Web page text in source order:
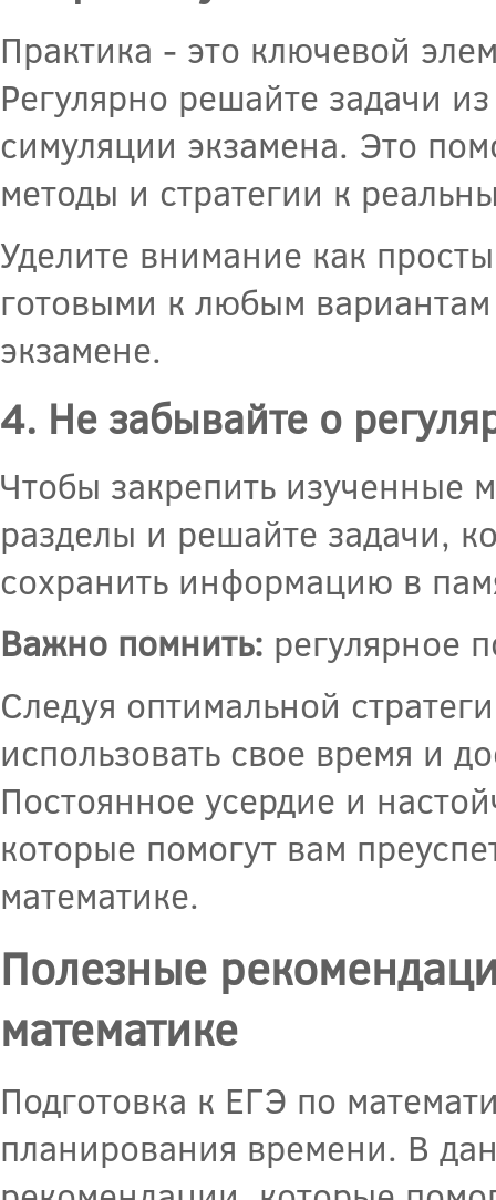
Практика - это ключевой
Регулярно решайте задачи
симуляции экзамена. Это
методы и стратегии к
Уделите внимание как
готовыми к любым
экзамене.
4. Не забывайте о
Чтобы закрепить изученные
разделы и решайте задачи,
сохранить информацию в
Важно помнить: регулярное
Следуя оптимальной
использовать свое время и
Постоянное усердие и
которые помогут вам
математике.
Полезные
математике
Подготовка к ЕГЭ по
планирования времени. В